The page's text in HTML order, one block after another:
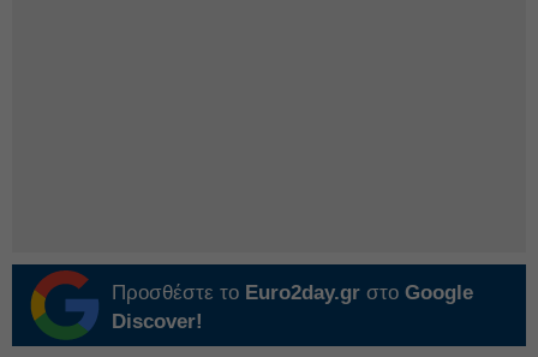
Προσθέστε το Euro2day.gr στο Google
Discover!